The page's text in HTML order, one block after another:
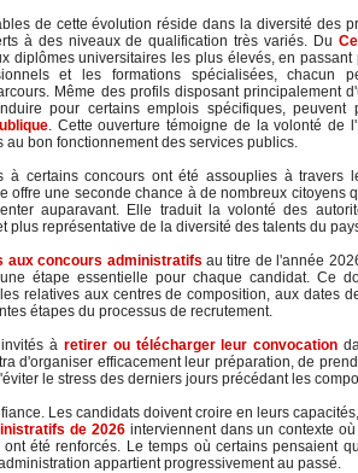
de cette évolution réside dans la diversité des
à des niveaux de qualification très variés. Du
diplômes universitaires les plus élevés, en
et les formations spécialisées, chacun
Même des profils disposant principalement
pour certains emplois spécifiques, peuvent
. Cette ouverture témoigne de la volonté de
bon fonctionnement des services publics.
à certains concours ont été assouplies à travers
offre une seconde chance à de nombreux citoyens
auparavant. Elle traduit la volonté des
plus représentative de la diversité des talents du
aux concours administratifs au titre de l'année
étape essentielle pour chaque candidat. Ce
relatives aux centres de composition, aux dates
étapes du processus de recrutement.
à retirer ou télécharger leur convocation
d'organiser efficacement leur préparation, de
le stress des derniers jours précédant les
Les candidats doivent croire en leurs
de 2026 interviennent dans un contexte
été renforcés. Le temps où certains pensaient
appartient progressivement au passé.